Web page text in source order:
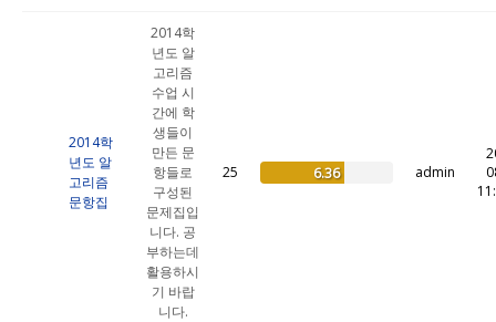
2014학
년도 알
고리즘
문항집
2014학
년도 알
고리즘
수업 시
간에 학
생들이
만든 문
항들로
구성된
문제집입
니다. 공
부하는데
활용하시
기 바랍
니다.
25 6.36 admin